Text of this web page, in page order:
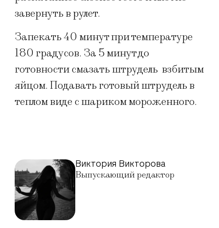
завернуть в рулет.
Запекать 40 минут при температуре
180 градусов. За 5 минут до
готовности смазать штрудель взбитым
яйцом. Подавать готовый штрудель в
теплом виде с шариком мороженного.
Виктория Викторова
Выпускающий редактор